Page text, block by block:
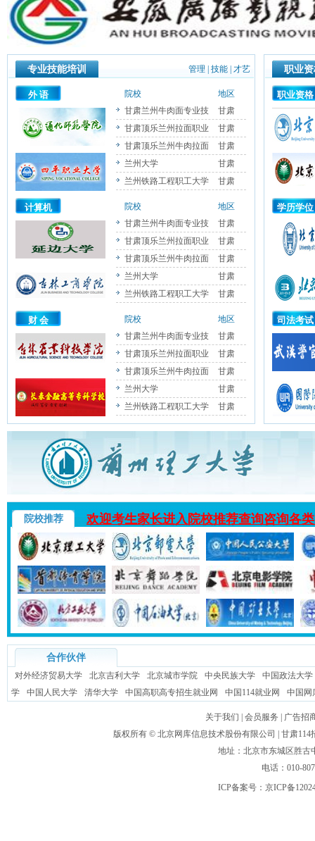
专业技能培训 管理 技能 才艺
外 语 院校
地区
甘肃兰州牛肉面专业技
甘肃
甘肃顶乐兰州拉面职业
甘肃
甘肃顶乐兰州牛肉拉面
甘肃
兰州大学
甘肃
兰州铁路工程职工大学
甘肃
计算机 院校
地区
甘肃兰州牛肉面专业技
甘肃
甘肃顶乐兰州拉面职业
甘肃
甘肃顶乐兰州牛肉拉面
甘肃
兰州大学
甘肃
兰州铁路工程职工大学
甘肃
财 会 院校
地区
甘肃兰州牛肉面专业技
甘肃
甘肃顶乐兰州拉面职业
甘肃
甘肃顶乐兰州牛肉拉面
甘肃
兰州大学
甘肃
兰州铁路工程职工大学
甘肃
职业
职业资格
学历学位
司法考试
院校推荐 欢迎考生家长进入院校推荐查询咨询各
合作伙伴
对外经济贸易大学 北京吉利大学 北京城市学院 中央民族大学
中国政法大学
学
中国人民大学 清华大学 中国高职高专招生就业网 中国114就业网 中国网
关于我们 会员服务
广告招
版权所有 © 北京网库信息技术股份有限公司
| 甘肃
地址：北京市东城区胜
电话：010-
ICP备案号： 京ICP备